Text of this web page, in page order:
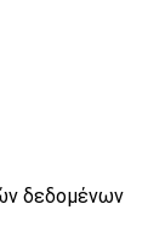
δεδομένων